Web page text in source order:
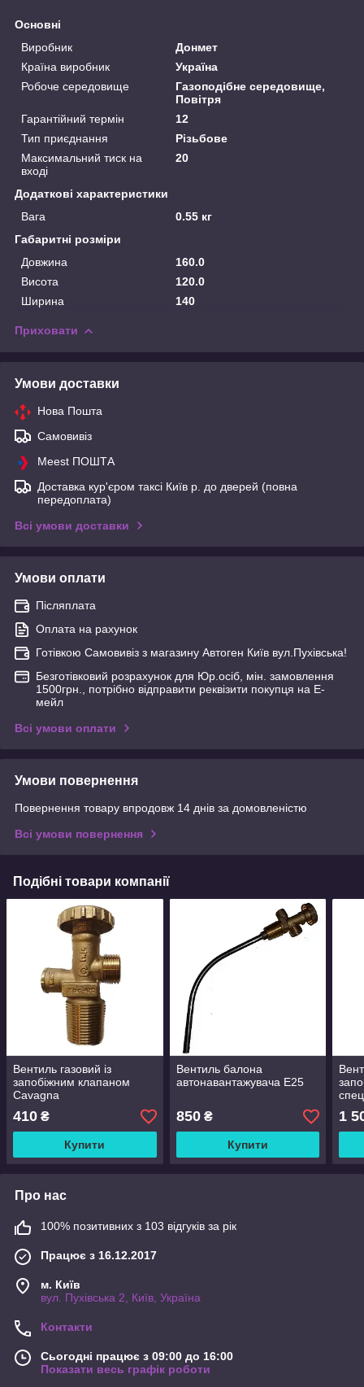
Основні
Виробник
Донмет
Країна виробник
Україна
Робоче середовище
Газоподібне середовище,
Повітря
Гарантійний термін
12
Тип приєднання
Різьбове
Максимальний тиск на
вході
20
Додаткові характеристики
Вага
0.55 кг
Габаритні розміри
Довжина
160.0
Висота
120.0
Ширина
140
Приховати
Умови доставки
Нова Пошта
Самовивіз
Meest ПОШТА
Доставка кур'єром таксі Київ р. до дверей (повна
передоплата)
Всі умови доставки
Умови оплати
Післяплата
Оплата на рахунок
Готівкою Самовивіз з магазину Автоген Київ вул.Пухівська!
Безготівковий розрахунок для Юр.осіб, мін. замовлення
1500грн., потрібно відправити реквізити покупця на Е-
мейл
Всі умови оплати
Умови повернення
Повернення товару впродовж 14 днів за домовленістю
Всі умови повернення
Подібні товари компанії
Вентиль газовий із
запобіжним клапаном
Cavagna
410 ₴
Купити
Вентиль балона
автонавантажувача E25
850₴
Купити
1
Про нас
100% позитивних з 103 відгуків за рік
Працює з 16.12.2017
м. Київ
вул. Пухівська 2, Київ, Україна
Контакти
Сьогодні працює з 09:00 до 16:00
Показати весь графік роботи